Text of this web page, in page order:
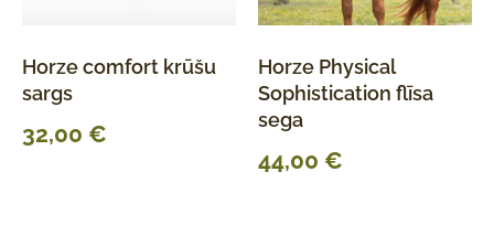
Horze comfort krūšu
sargs
32,00 €
Horze Physical
Sophistication flīsa
sega
44,00 €